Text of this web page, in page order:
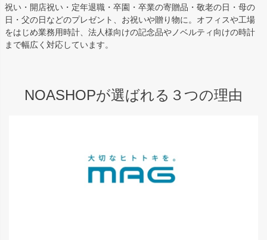
祝い・開店祝い・定年退職・卒園・卒業の寄贈品・敬老の日・母の
日・父の日などのプレゼント、お祝いや贈り物に。オフィスや工場
をはじめ業務用時計、法人様向けの記念品やノベルティ向けの時計
まで幅広く対応しています。
NOASHOPが選ばれる３つの理由